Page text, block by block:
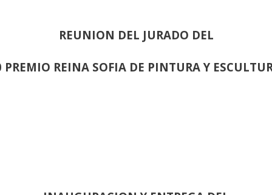
REUNION DEL JURADO DEL
PREMIO REINA SOFIA DE PINTURA Y